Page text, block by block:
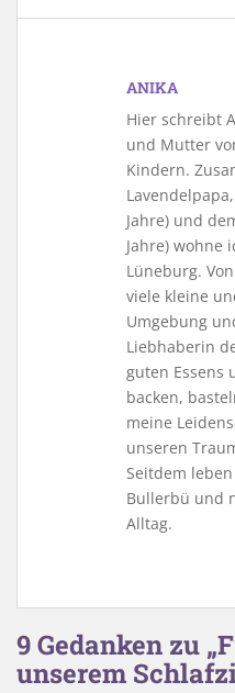
ANIKA
Hier schreibt
und Mutter
Kindern.
Jahre) und
Jahre) wohne
Lüneburg.
viele kleine
Umgebung
Liebhaberin
guten Essens
backen,
meine
unseren
Seitdem
Bullerbü und
Alltag.
9 Gedanken zu
unserem